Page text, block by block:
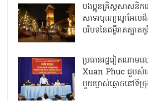
បងប្អូនគ្រិស្តសាសនិ
សាទរបុណ្យណូអែលដ៏
បរិបទនៃជម្ងឺរាតត្បា
ប្រធានរដ្ឋវៀតណាម
Xuan Phuc ជួប
មួយម្ចាស់ឆ្នោតនៅទី